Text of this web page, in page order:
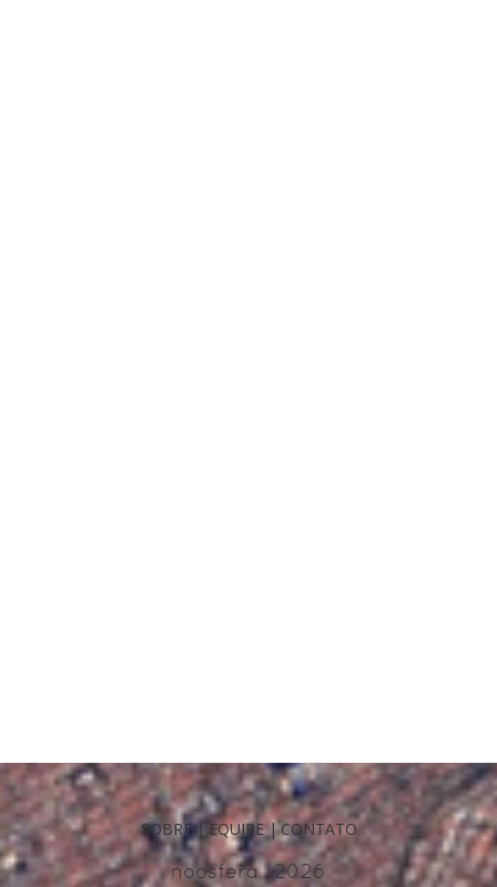
SOBRE | EQUIPE |CONTATO
noosfera . 2026